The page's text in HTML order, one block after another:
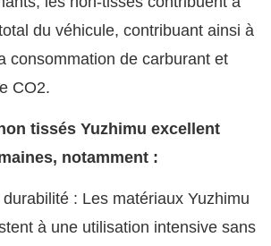
du véhicule, contribuant ainsi à
consommation de carburant et
CO2.
tissés Yuzhimu excellent
notamment :
: Les matériaux Yuzhimu
à une utilisation intensive sans